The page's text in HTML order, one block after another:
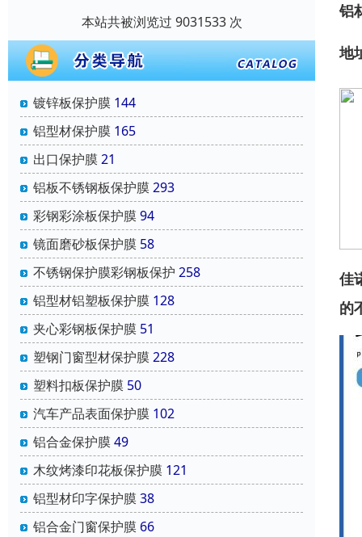
本站共被浏览过 9031533 次
镀锌板保护膜 144
铝型材保护膜 165
出口保护膜21
铝板不锈钢板保护膜293
彩钢彩涂板保护膜94
镜面磨砂板保护膜 58
不锈钢保护膜彩钢板保护 258
铝型材铝塑板保护膜 128
夹心彩钢板保护膜 51
塑钢门窗型材保护膜228
塑料扣板保护膜 50
汽车产品表面保护膜 102
铝合金保护膜49
木纹烤漆印花板保护膜 121
铝型材印字保护膜38
铝合金门窗保护膜 66
铝
地
佳
的